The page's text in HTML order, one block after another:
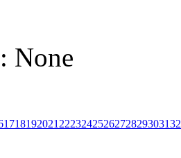
None
1718192021 2223242526272829303132